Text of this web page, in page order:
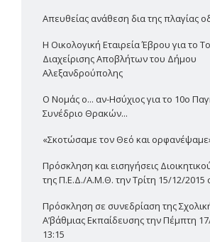
Απευθείας ανάθεση δια της πλαγίας
Η Οικολογική Εταιρεία Έβρου για το
Διαχείρισης Αποβλήτων του Δήμου
Αλεξανδρούπολης
Ο Νομάς ο... αν-Ησύχιος για το 10ο
Συνέδριο Θρακών...
«Σκοτώσαμε τον Θεό και
Πρόσκληση και εισηγήσεις
της Π.Ε.Δ./Α.Μ.Θ. την Τρίτη 15/12/2015
Πρόσκληση σε συνεδρίαση της
Α’βάθμιας Εκπαίδευσης την Πέμπτη
13:15